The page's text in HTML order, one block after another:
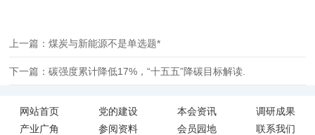
上一篇：煤炭与新能源不是单选题*
下一篇：碳强度累计降低17%，“十五五”降碳目标解读.
网站首页 党的建设 本会资讯
调研成果
产业广角
参阅资料 会员园地 联系我们